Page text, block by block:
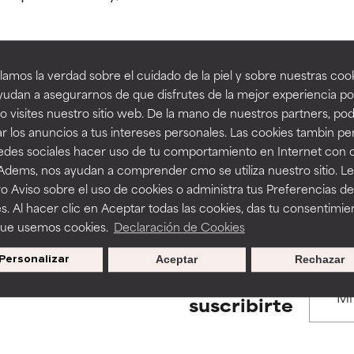
la verdad sobre el cuidado de la piel y sobre nuestras
a asegurarnos de que disfrutes de la mejor experiencia
visites nuestro sitio web. De la mano de nuestros partners,
los anuncios a tus intereses personales. Las cookies tambin
sociales hacer uso de tu comportamiento en Internet con
nos ayudan a comprender cmo se utiliza nuestro sitio.
Aviso sobre el uso de cookies o administra tus Preferencias de
Al hacer clic en Aceptar todas las cookies, das tu
usemos cookies. Declaración de Cookies
Personalizar Rechazar
Aceptar
BACK TO SEARCH
to assess ingredients in this dictionary. Regulations
tan beneficiosos como los de la categoría excelente, suelen ser
la estabilidad o la absorción de una fórmula.
ciertas limitaciones en cuanto a su apariencia, estabilidad o
básicos o que no cuentan con suficiente respaldo científico.
algunos beneficios se recomienda evitarlo por su
efectos adversos como irritación, inflamación o
se utiliza en altas concentraciones o junto con otros
tan beneficiosos como los de la categoría excelente, suelen ser
la estabilidad o la absorción de una fórmula.
ciertas limitaciones en cuanto a su apariencia, estabilidad o
básicos o que no cuentan con suficiente respaldo científico.
algunos beneficios se recomienda evitarlo por su
efectos adversos como irritación, inflamación o
se utiliza en altas concentraciones o junto con otros
suscribirte